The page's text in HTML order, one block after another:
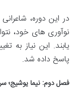
در این دوره،
نوآوری های خود،
یابند. این نیاز به
پاسخ داده شد.
فصل دوم: نیما یوشیج؛